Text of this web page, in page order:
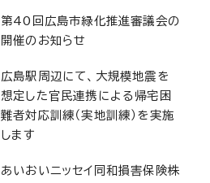
第40回広島市緑化推進審議会の
開催のお知らせ
広島駅周辺にて、大規模地震を
想定した官民連携による帰宅困
難者対応訓練（実地訓練）を実施
します
あいおいニッセイ同和損害保険株